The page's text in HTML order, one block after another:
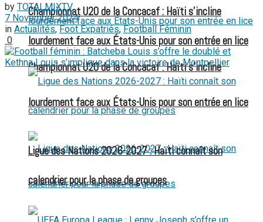
Championnat U20 de la Concacaf : Haïti s’incline
lourdement face aux États-Unis pour son entrée en lice
Championnat U20 de la Concacaf : Haïti s’incline
lourdement face aux États-Unis pour son entrée en lice
Ligue des Nations 2026-2027 : Haïti connaît son
calendrier pour la phase de groupes
by TOTALMIXTV
7 November 2024
in Actualités,Foot Expatriés,Football Féminin
0